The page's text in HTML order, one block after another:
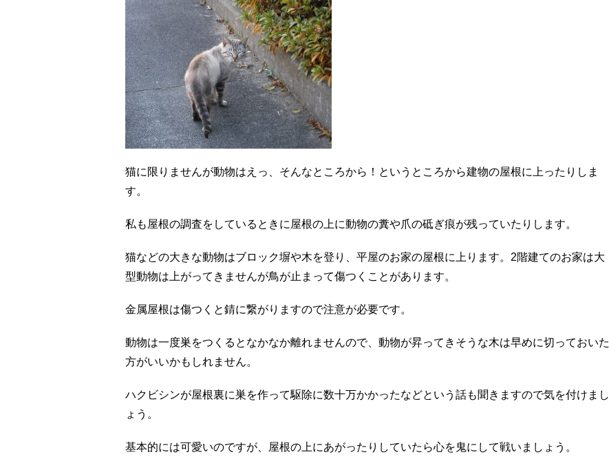
猫に限りませんが動物はえっ、そんなところから！というところから建物の屋根に上ったりしま
す。
私も屋根の調査をしているときに屋根の上に動物の糞や爪の砥ぎ痕が残っていたりします。
猫などの大きな動物はブロック塀や木を登り、平屋のお家の屋根に上ります。2階建てのお家は大
型動物は上がってきませんが鳥が止まって傷つくことがあります。
金属屋根は傷つくと錆に繋がりますので注意が必要です。
動物は一度巣をつくるとなかなか離れませんので、動物が昇ってきそうな木は早めに切っておいた
方がいいかもしれません。
ハクビシンが屋根裏に巣を作って駆除に数十万かかったなどという話も聞きますので気を付けまし
ょう。
基本的には可愛いのですが、屋根の上にあがったりしていたら心を鬼にして戦いましょう。